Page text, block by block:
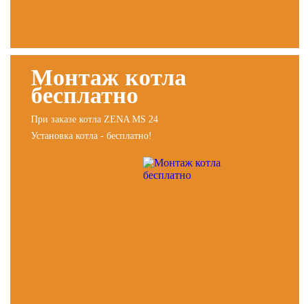
Монтаж котла
бесплатно
При заказе котла ZENA MS 24
Установка котла - бесплатно!